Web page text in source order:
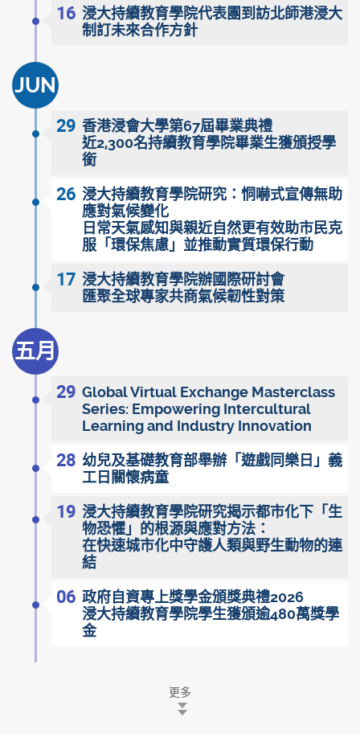
16 浸大持續教育學院代表團到訪北師港浸大
制訂未來合作方針
JUN
29 香港浸會大學第67屆畢業典禮
近2,300名持續教育學院畢業生獲頒授學
銜
26 浸大持續教育學院研究：恫嚇式宣傳無助
應對氣候變化
日常天氣感知與親近自然更有效助市民克
服「環保焦慮」並推動實質環保行動
17 浸大持續教育學院辦國際研討會
匯聚全球專家共商氣候韌性對策
五月
29 Global Virtual Exchange Masterclass
Series: Empowering Intercultural
Learning and Industry Innovation
28 幼兒及基礎教育部舉辦「遊戲同樂日」義
工日關懷病童
19 浸大持續教育學院研究揭示都市化下「生
物恐懼」的根源與應對方法：
在快速城市化中守護人類與野生動物的連
結
06 政府自資專上獎學金頒獎典禮2026
浸大持續教育學院學生獲頒逾480萬獎學
金
更多